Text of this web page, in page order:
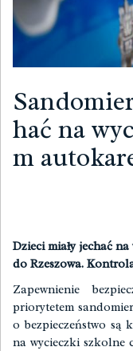
hać na
m
Dzieci miały jechać
do Rzeszowa.
Zapewnienie
priorytetem
o bezpieczeństwo są
na wycieczki szkolne